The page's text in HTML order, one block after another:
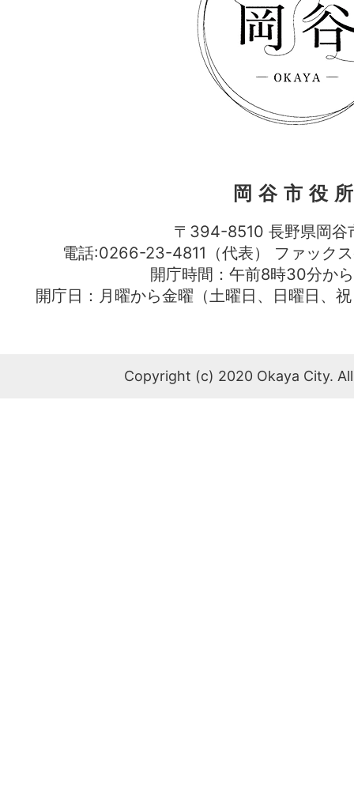
岡谷市役
〒394-8510 長野県岡谷
電話:0266-23-4811（代表） ファッ
開庁時間：午前8時30分か
開庁日：月曜から金曜（土曜日、日曜日、
Copyright (c) 2020 Okaya City.